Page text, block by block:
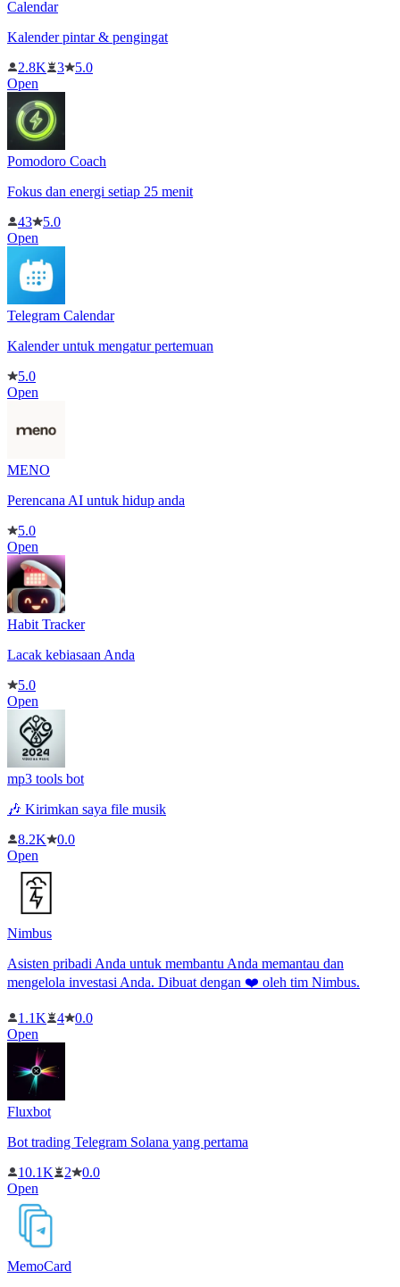
Calendar
Kalender pintar & pengingat
2.8K
3
5.0
Open
Pomodoro Coach
Fokus dan energi setiap 25 menit
43
5.0
Open
Telegram Calendar
Kalender untuk mengatur pertemuan
5.0
Open
MENO
Perencana AI untuk hidup anda
5.0
Open
Habit Tracker
Lacak kebiasaan Anda
5.0
Open
mp3 tools bot
🎶 Kirimkan saya file musik
8.2K
0.0
Open
Nimbus
Asisten pribadi Anda untuk membantu Anda memantau dan
mengelola investasi Anda. Dibuat dengan ❤️ oleh tim Nimbus.
1.1K 4
0.0
Open
Fluxbot
Bot trading Telegram Solana yang pertama
10.1K
2
0.0
Open
MemoCard